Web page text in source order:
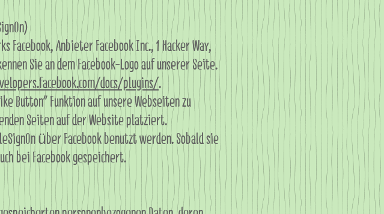
Anbieter Facebook Inc., 1 Hacker Way,
Sie an dem Facebook-Logo auf unserer Seite.
docs/plugins/.
Button“ Funktion auf unsere Webseiten zu
Seiten auf der Website platziert.
über Facebook benutzt werden. Sobald sie
bei Facebook gespeichert.